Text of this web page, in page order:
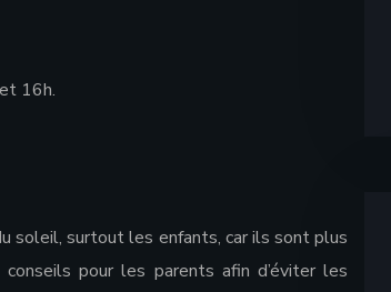
16h.
soleil, surtout les enfants, car ils sont plus
pour les parents afin d’éviter les